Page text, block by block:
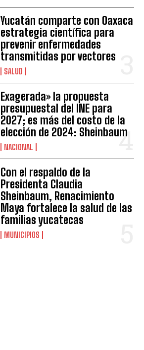
Yucatán comparte con Oaxaca
estrategia científica para
prevenir enfermedades
transmitidas por vectores
SALUD
Exagerada» la propuesta
presupuestal del INE para
2027; es más del costo de la
elección de 2024: Sheinbaum
NACIONAL
Con el respaldo de la
Presidenta Claudia
Sheinbaum, Renacimiento
Maya fortalece la salud de las
familias yucatecas
MUNICIPIOS